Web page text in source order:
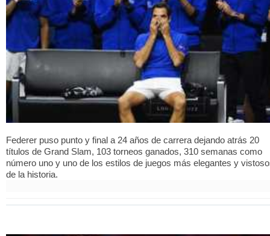
Federer puso punto y final a 24 años de carrera dejando atrás 20
títulos de Grand Slam, 103 torneos ganados, 310 semanas como
número uno y uno de los estilos de juegos más elegantes y
de la historia.